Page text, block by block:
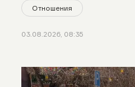
Отношения
03.08.2026, 08:35